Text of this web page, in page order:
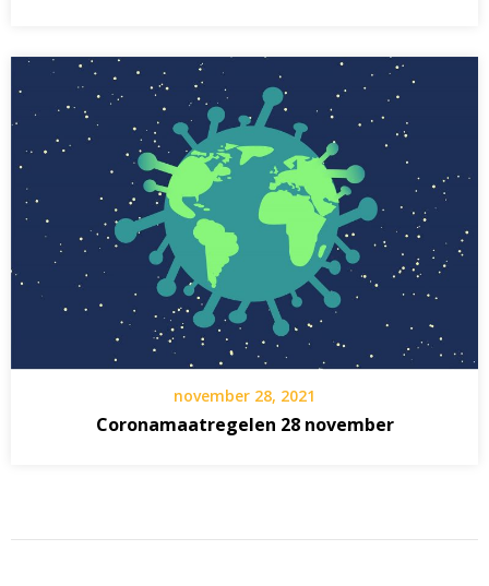
november 28, 2021
Coronamaatregelen 28 november